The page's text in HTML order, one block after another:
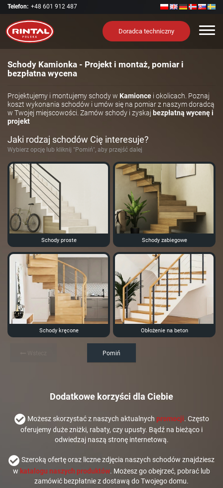
Telefon: +48 601 912 487
Doradca techniczny
Schody Kamionka - Projekt i montaż, pomiar i
bezpłatna wycena
Projektujemy i montujemy schody w Kamionce i okolicach. Poznaj
koszt wykonania schodów i umów się na pomiar z naszym doradcą
w Twojej miejscowości. Zamów schody i zyskaj bezpłatną wycenę i
projekt
Jaki rodzaj schodów Cię interesuje?
Wybierz opcję lub kliknij "Pomiń", aby przejść dalej
Schody proste Schody zabiegowe
Schody kręcone Obłożenie na beton
Pomiń
Dodatkowe korzyści dla Ciebie
Możesz skorzystać z naszych aktualnych promocji. Często
oferujemy duże zniżki, rabaty, czy upusty. Bądź na bieżąco i
odwiedzaj naszą stronę internetową.
Szeroką ofertę oraz liczne zdjęcia naszych schodów znajdziesz
w katalogu naszych produktów. Możesz go obejrzeć, pobrać lub
zamówić bezpłatnie z dostawą do Twojego domu.